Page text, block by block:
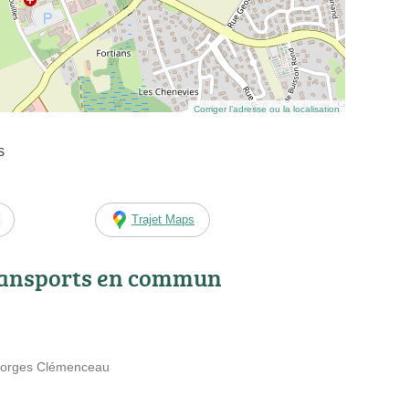
Corriger l’adresse ou la localisation
Trajet Maps
en commun
Clémenceau